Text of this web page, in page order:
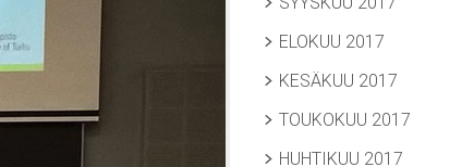
ELOKUU 2017
KESÄKUU 2017
TOUKOKUU 2017
HUHTIKUU 2017